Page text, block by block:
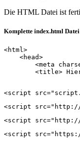
Die HTML Datei ist
Komplette index.html
<html>
    <head>
<meta
<title>
<script
<script
<script src="http://
<script src="https://